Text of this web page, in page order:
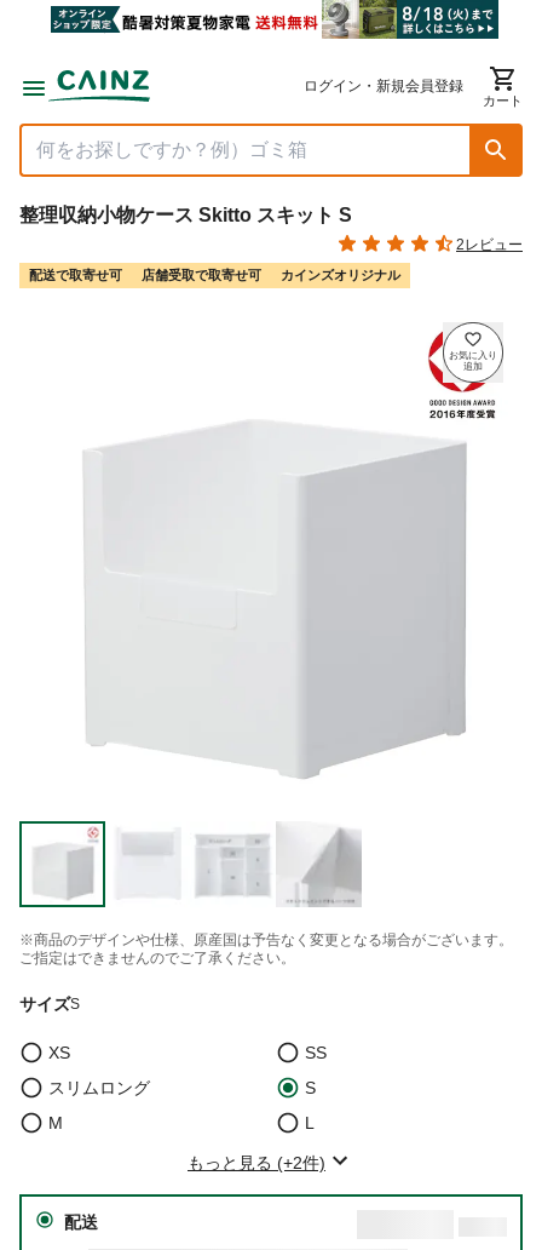
ログイン・新規会員登録
カート
整理収納小物ケース Skitto スキット S
2レビュー
配送で取寄せ可 店舗受取で取寄せ可 カインズオリジナル
※商品のデザインや仕様、原産国は予告なく変更となる場合がございます。
ご指定はできませんのでご了承ください。
サイズS
XS
SS
スリムロング
S
M
L
もっと見る (+2件)
配送